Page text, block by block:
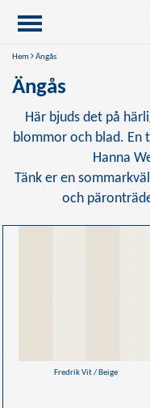
Hem Ängås
Ängås
Här bjuds det på
blommor och blad. En
Hanna
Tänk er en
och
Fredrik Vit / Beige